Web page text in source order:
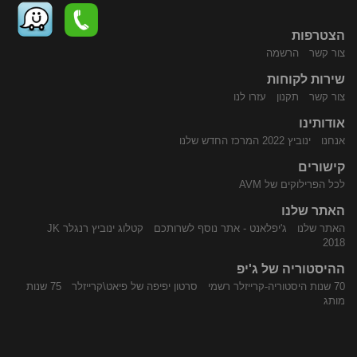
הצטרפות
צור קשר הרשמה
שירות לקוחות
צור קשר תקנון עזרו לנו
אודותינו
אנחנו ינוביץ 2022 המרכז החדש שלנו
קישורים
לכל הפרילוקים של AVM
האתר שלנו
האתר שלנו ג'יפלאנט - אתר נוסף לשרותכם
קטלוג ינוביץ רנגלר JK
2018
ההיסטוריה של ג'יפ
70 שנות היסטוריה-קרייזלר רשמי סרטון יפיפה של פיאט\קרייזלר
75 שנות
מותג